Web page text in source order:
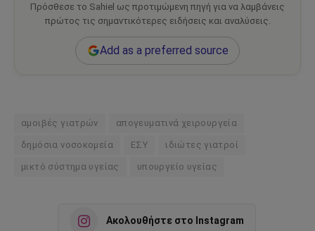
Πρόσθεσε το Sahiel ως προτιμώμενη πηγή για να λαμβάνεις
πρώτος τις σημαντικότερες ειδήσεις και αναλύσεις.
Add as a preferred source
αμοιβές γιατρών απογευματινά χειρουργεία
δημόσια νοσοκομεία ΕΣΥ ιδιώτες γιατροί
μικτό σύστημα υγείας υπουργείο υγείας
Ακολουθήστε στο Instagram